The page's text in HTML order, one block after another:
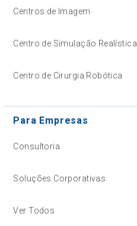
Centros de Imagem
Centro de Simulação Realística
Centro de Cirurgia Robótica
Para Empresas
Consultoria
Soluções Corporativas
Ver Todos